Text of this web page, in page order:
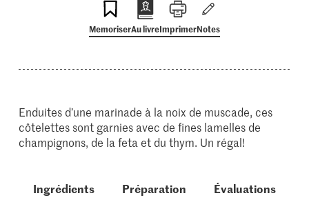
MemoriserAu livreImprimerNotes
Enduites d’une marinade à la noix de muscade, ces
côtelettes sont garnies avec de fines lamelles de
champignons, de la feta et du thym. Un régal!
Ingrédients Préparation Évaluations